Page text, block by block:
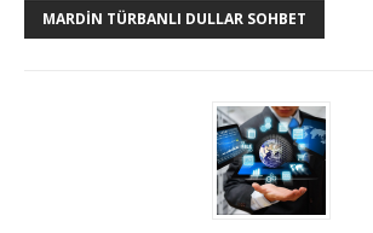
MARDIN TÜRBANLI DULLAR SOHBET